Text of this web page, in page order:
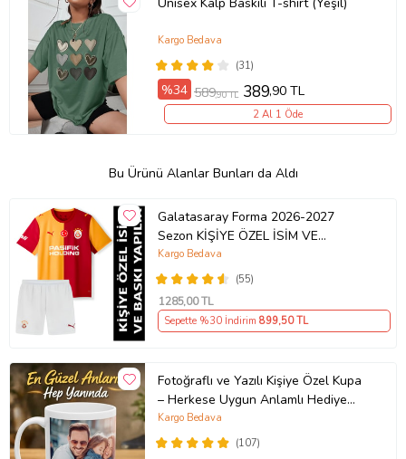
(31)
Kargo Bedava
%34 589,90 TL 389,90 TL
2 Al 1 Öde
Bu Ürünü Alanlar Bunları da Aldı
Galatasaray Forma 2026-2027
Sezon KİŞİYE ÖZEL İSİM VE
NUMARA BASKILI Çocuk Futbol
Forması pp46 (55)
Kargo Bedava
1285,00 TL
Sepette %30 İndirim 899,50 TL
Fotoğraflı ve Yazılı Kişiye Özel Kupa
– Herkese Uygun Anlamlı Hediye
Porselen Baskılı Kupa (Beyaz)
(107)
Kargo Bedava